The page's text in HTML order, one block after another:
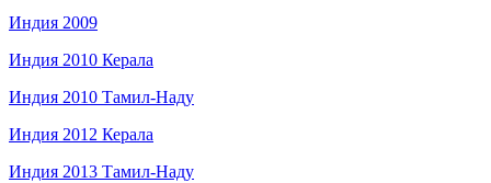
Индия 2009
Индия 2010 Керала
Индия 2010 Тамил-Наду
Индия 2012 Керала
Индия 2013 Тамил-Наду